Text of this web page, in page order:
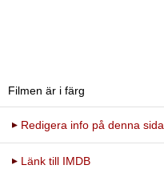
Filmen är i färg
Redigera info på denna sida
Länk till IMDB